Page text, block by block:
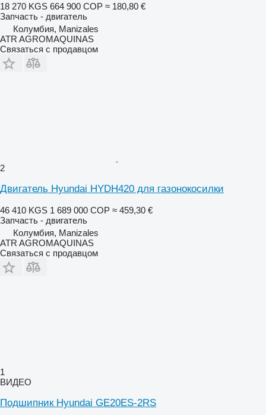
18 270 KGS 664 900 COP ≈ 180,80 €
Запчасть - двигатель
Колумбия, Manizales
ATR AGROMAQUINAS
Связаться с продавцом
2
Двигатель Hyundai HYDH420 для газонокосилки
46 410 KGS 1 689 000 COP ≈ 459,30 €
Запчасть - двигатель
Колумбия, Manizales
ATR AGROMAQUINAS
Связаться с продавцом
1
ВИДЕО
Подшипник Hyundai GE20ES-2RS